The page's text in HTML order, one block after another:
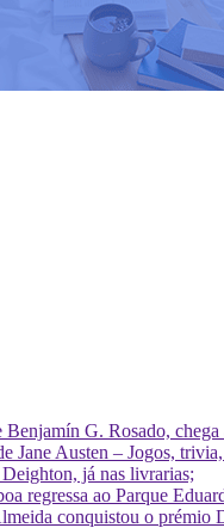
G. Rosado,
Jane Austen – Jogos,
já nas livrarias;
regressa ao Parque
conquistou o prémio